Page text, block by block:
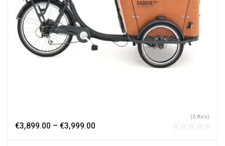
€3,899.00 – €3,999.00
(0 Avis)